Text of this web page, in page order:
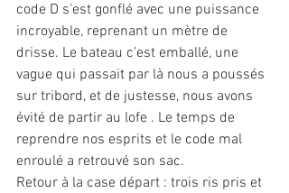
code D s’est gonflé avec une puissance
incroyable, reprenant un mètre de
drisse. Le bateau c’est emballé, une
vague qui passait par là nous a poussés
sur tribord, et de justesse, nous avons
évité de partir au lofe . Le temps de
reprendre nos esprits et le code mal
enroulé a retrouvé son sac.
Retour à la case départ : trois ris pris et